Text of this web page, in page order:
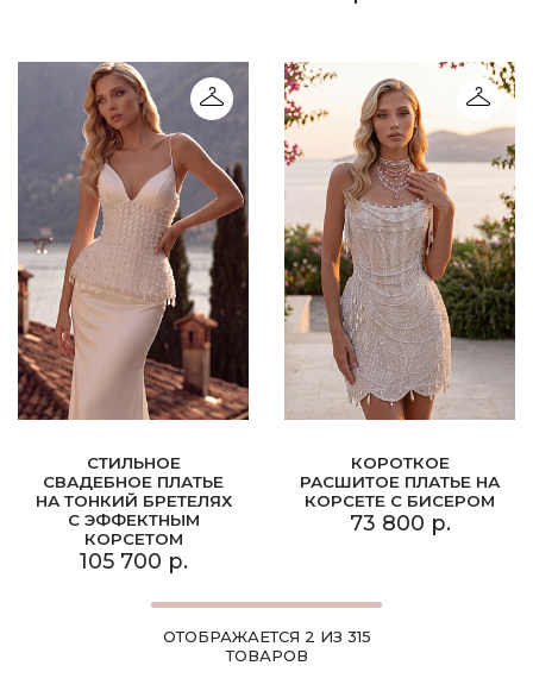
СТИЛЬНОЕ
СВАДЕБНОЕ ПЛАТЬЕ
НА ТОНКИЙ БРЕТЕЛЯХ
С ЭФФЕКТНЫМ
КОРСЕТОМ
105 700 р.
КОРОТКОЕ
РАСШИТОЕ ПЛАТЬЕ НА
КОРСЕТЕ С БИСЕРОМ
73 800 р.
ОТОБРАЖАЕТСЯ 2 ИЗ 315
ТОВАРОВ